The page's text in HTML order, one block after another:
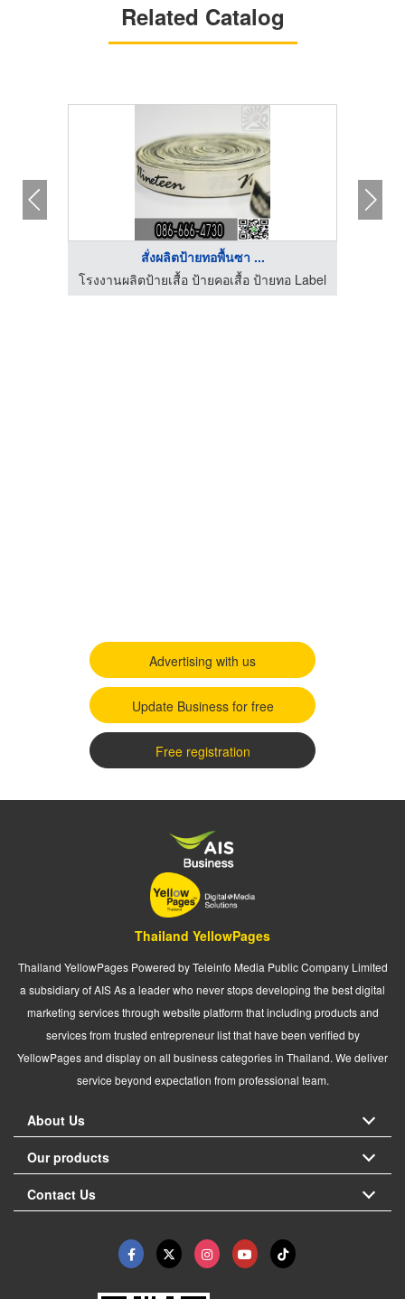
Related Catalog
สั่งผลิตป้ายทอพื้นซา ...
โรงงานผลิตป้ายเสื้อ ป้ายคอเสื้อ ป้ายทอ Label
Advertising with us
Update Business for free
Free registration
Thailand YellowPages
Thailand YellowPages Powered by Teleinfo Media Public Company Limited
a subsidiary of AIS As a leader who never stops developing the best digital
marketing services through website platform that including products and
services from trusted entrepreneur list that have been verified by
YellowPages and display on all business categories in Thailand. We deliver
service beyond expectation from professional team.
About Us
Our products
Contact Us